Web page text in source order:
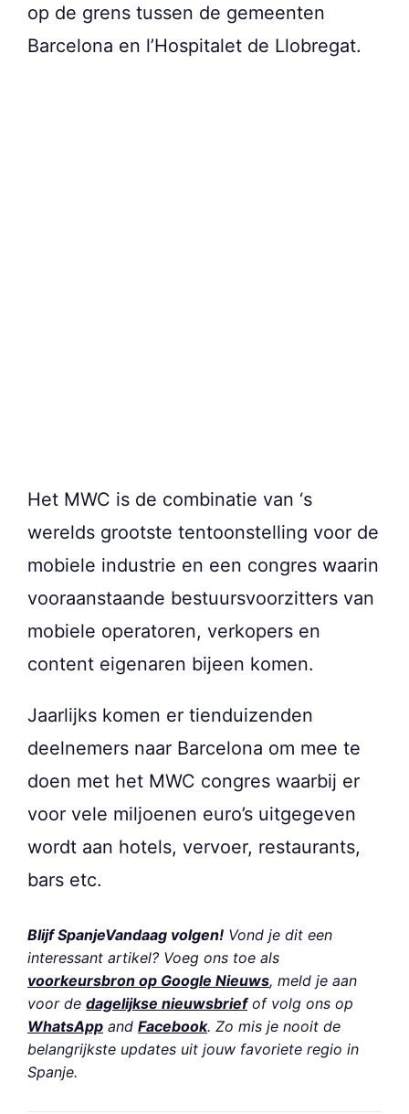
op de grens tussen de gemeenten
Barcelona en l’Hospitalet de Llobregat.
Het MWC is de combinatie van ‘s
werelds grootste tentoonstelling voor de
mobiele industrie en een congres waarin
vooraanstaande bestuursvoorzitters van
mobiele operatoren, verkopers en
content eigenaren bijeen komen.
Jaarlijks komen er tienduizenden
deelnemers naar Barcelona om mee te
doen met het MWC congres waarbij er
voor vele miljoenen euro’s uitgegeven
wordt aan hotels, vervoer, restaurants,
bars etc.
Blijf SpanjeVandaag volgen! Vond je dit een
interessant artikel? Voeg ons toe als
voorkeursbron op Google Nieuws, meld je aan
voor de dagelijkse nieuwsbriefof volg ons op
WhatsApp and Facebook. Zo mis je nooit de
belangrijkste updates uit jouw favoriete regio in
Spanje.